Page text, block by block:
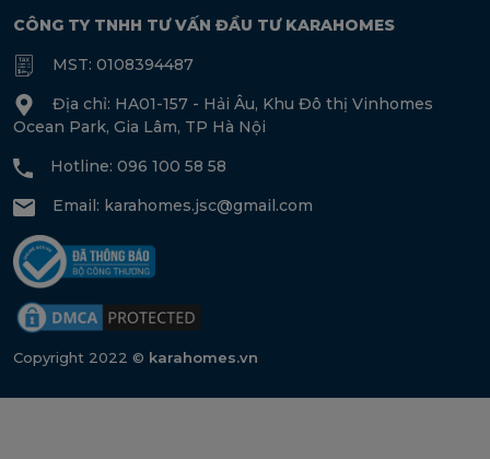
CÔNG TY TNHH TƯ VẤN ĐẦU TƯ KARAHOMES
MST: 0108394487
Địa chỉ: HA01-157 - Hải Âu, Khu Đô thị Vinhomes
Ocean Park, Gia Lâm, TP Hà Nội
Hotline: 096 100 58 58
Email: karahomes.jsc@gmail.com
Copyright 2022 © karahomes.vn